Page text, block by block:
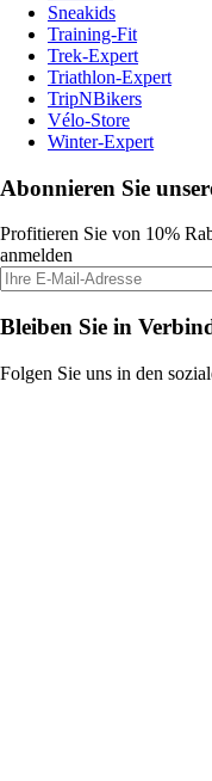
Sneakids
Training-Fit
Trek-Expert
Triathlon-Expert
TripNBikers
Vélo-Store
Winter-Expert
Abonnieren Sie
Profitieren Sie von 10%
anmelden
Bleiben Sie in
Folgen Sie uns in den